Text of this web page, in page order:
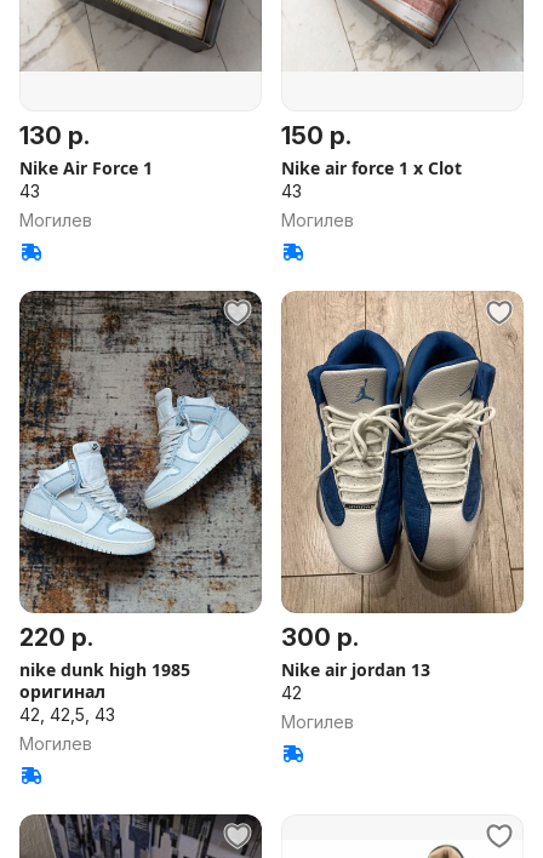
130 р.
Nike Air Force 1
43
Могилев
150 р.
Nike air force 1 x Clot
43
Могилев
220 р.
nike dunk high 1985
оригинал
42, 42,5, 43
Могилев
300 р.
Nike air jordan 13
42
Могилев